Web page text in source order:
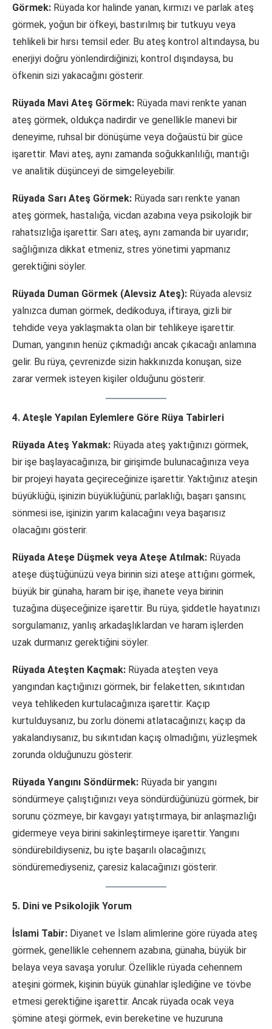
Görmek: Rüyada kor halinde yanan, kırmızı ve parlak ateş
görmek, yoğun bir öfkeyi, bastırılmış bir tutkuyu veya
tehlikeli bir hırsı temsil eder. Bu ateş kontrol altındaysa, bu
enerjiyi doğru yönlendirdiğinizi; kontrol dışındaysa, bu
öfkenin sizi yakacağını gösterir.
Rüyada Mavi Ateş Görmek: Rüyada mavi renkte yanan
ateş görmek, oldukça nadirdir ve genellikle manevi bir
deneyime, ruhsal bir dönüşüme veya doğaüstü bir güce
işarettir. Mavi ateş, aynı zamanda soğukkanlılığı, mantığı
ve analitik düşünceyi de simgeleyebilir.
Rüyada Sarı Ateş Görmek: Rüyada sarı renkte yanan
ateş görmek, hastalığa, vicdan azabına veya psikolojik bir
rahatsızlığa işarettir. Sarı ateş, aynı zamanda bir uyarıdır;
sağlığınıza dikkat etmeniz, stres yönetimi yapmanız
gerektiğini söyler.
Rüyada Duman Görmek (Alevsiz Ateş): Rüyada alevsiz
yalnızca duman görmek, dedikoduya, iftiraya, gizli bir
tehdide veya yaklaşmakta olan bir tehlikeye işarettir.
Duman, yangının henüz çıkmadığı ancak çıkacağı anlamına
gelir. Bu rüya, çevrenizde sizin hakkınızda konuşan, size
zarar vermek isteyen kişiler olduğunu gösterir.
4. Ateşle Yapılan Eylemlere Göre Rüya Tabirleri
Rüyada Ateş Yakmak: Rüyada ateş yaktığınızı görmek,
bir işe başlayacağınıza, bir girişimde bulunacağınıza veya
bir projeyi hayata geçireceğinize işarettir. Yaktığınız ateşin
büyüklüğü, işinizin büyüklüğünü; parlaklığı, başarı şansını;
sönmesi ise, işinizin yarım kalacağını veya başarısız
olacağını gösterir.
Rüyada Ateşe Düşmek veya Ateşe Atılmak: Rüyada
ateşe düştüğünüzü veya birinin sizi ateşe attığını görmek,
büyük bir günaha, haram bir işe, ihanete veya birinin
tuzağına düşeceğinize işarettir. Bu rüya, şiddetle hayatınızı
sorgulamanız, yanlış arkadaşlıklardan ve haram işlerden
uzak durmanız gerektiğini söyler.
Rüyada Ateşten Kaçmak: Rüyada ateşten veya
yangından kaçtığınızı görmek, bir felaketten, sıkıntıdan
veya tehlikeden kurtulacağınıza işarettir. Kaçıp
kurtulduysanız, bu zorlu dönemi atlatacağınızı; kaçıp da
yakalandıysanız, bu sıkıntıdan kaçış olmadığını, yüzleşmek
zorunda olduğunuzu gösterir.
Rüyada Yangını Söndürmek: Rüyada bir yangını
söndürmeye çalıştığınızı veya söndürdüğünüzü görmek, bir
sorunu çözmeye, bir kavgayı yatıştırmaya, bir anlaşmazlığı
gidermeye veya birini sakinleştirmeye işarettir. Yangını
söndürebildiyseniz, bu işte başarılı olacağınızı;
söndüremediyseniz, çaresiz kalacağınızı gösterir.
5. Dini ve Psikolojik Yorum
İslami Tabir: Diyanet ve İslam alimlerine göre rüyada ateş
görmek, genellikle cehennem azabına, günaha, büyük bir
belaya veya savaşa yorulur. Özellikle rüyada cehennem
ateşini görmek, kişinin büyük günahlar işlediğine ve tövbe
etmesi gerektiğine işarettir. Ancak rüyada ocak veya
şömine ateşi görmek, evin bereketine ve huzuruna